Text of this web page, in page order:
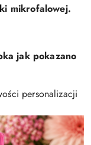
mikrofalowej.
jak pokazano
personalizacji